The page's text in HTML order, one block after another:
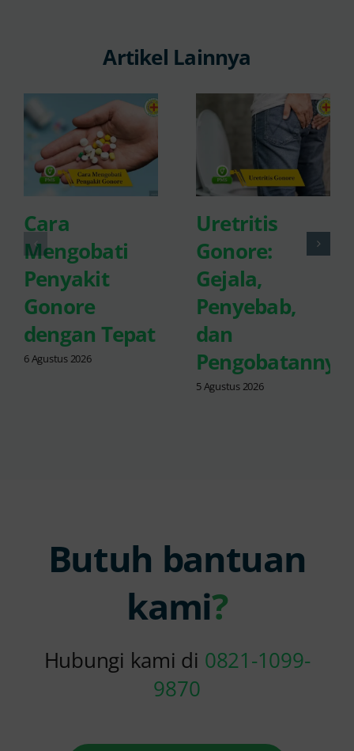
Artikel Lainnya
Cara
Mengobati
Penyakit
Gonore
dengan Tepat
6 Agustus 2026
Uretritis
Gonore:
Gejala,
Penyebab,
dan
Pengobatannya
5 Agustus 2026
Butuh bantuan
kami?
Hubungi kami di 0821-1099-
9870